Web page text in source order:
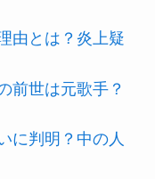
由とは？炎上疑
前世は元歌手？
に判明？中の人